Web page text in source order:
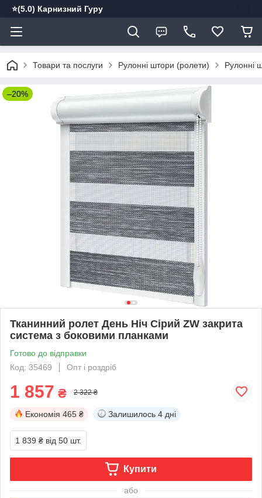
⭐️(5.0) Карнизний Гуру
Товари та послуги Рулонні штори (ролети) Рулонні
–20%
Тканинний ролет День Ніч Сірий ZW закрита
система з боковими планками
Готово до відправки
Код: 35469
Опт і роздріб
1 857 ₴ 2 322 ₴
Економія 465 ₴ Залишилось 4 дні
1 839 ₴ від 50 шт.
Купити
або